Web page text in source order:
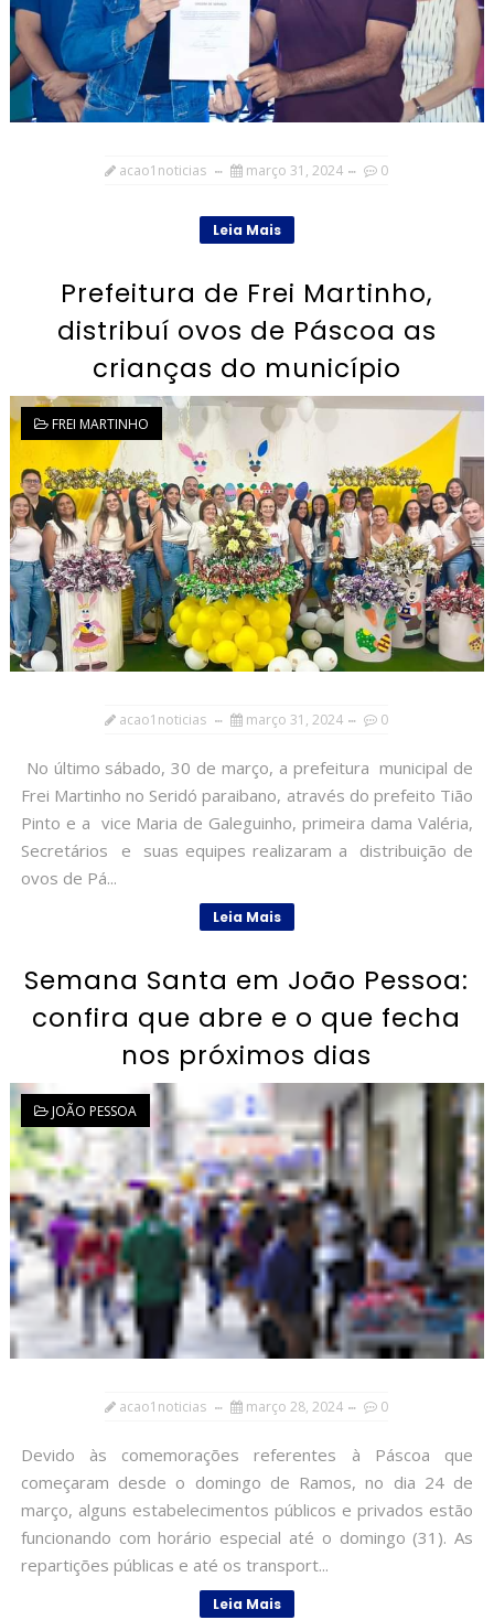
acao1noticias março 31, 2024 0
Leia Mais
Prefeitura de Frei Martinho,
distribuí ovos de Páscoa as
crianças do município
FREI MARTINHO
acao1noticias março 31, 2024 0
No último sábado, 30 de março, a prefeitura municipal de
Frei Martinho no Seridó paraibano, através do prefeito Tião
Pinto e a vice Maria de Galeguinho, primeira dama Valéria,
Secretários e suas equipes realizaram a distribuição de
ovos de Pá...
Leia Mais
Semana Santa em João Pessoa:
confira que abre e o que fecha
nos próximos dias
JOÃO PESSOA
acao1noticias março 28, 2024 0
Devido às comemorações referentes à Páscoa que
começaram desde o domingo de Ramos, no dia 24 de
março, alguns estabelecimentos públicos e privados estão
funcionando com horário especial até o domingo (31). As
repartições públicas e até os transport...
Leia Mais